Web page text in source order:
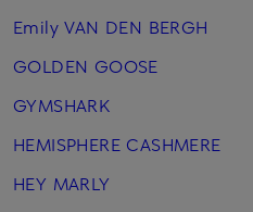
Emily VAN DEN BERGH
GOLDEN GOOSE
GYMSHARK
HEMISPHERE CASHMERE
HEY MARLY